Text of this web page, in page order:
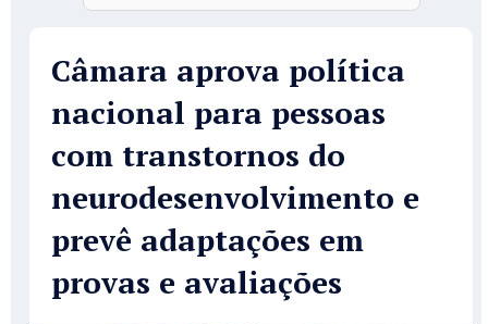
Câmara aprova política
nacional para pessoas
com transtornos do
neurodesenvolvimento e
prevê adaptações em
provas e avaliações